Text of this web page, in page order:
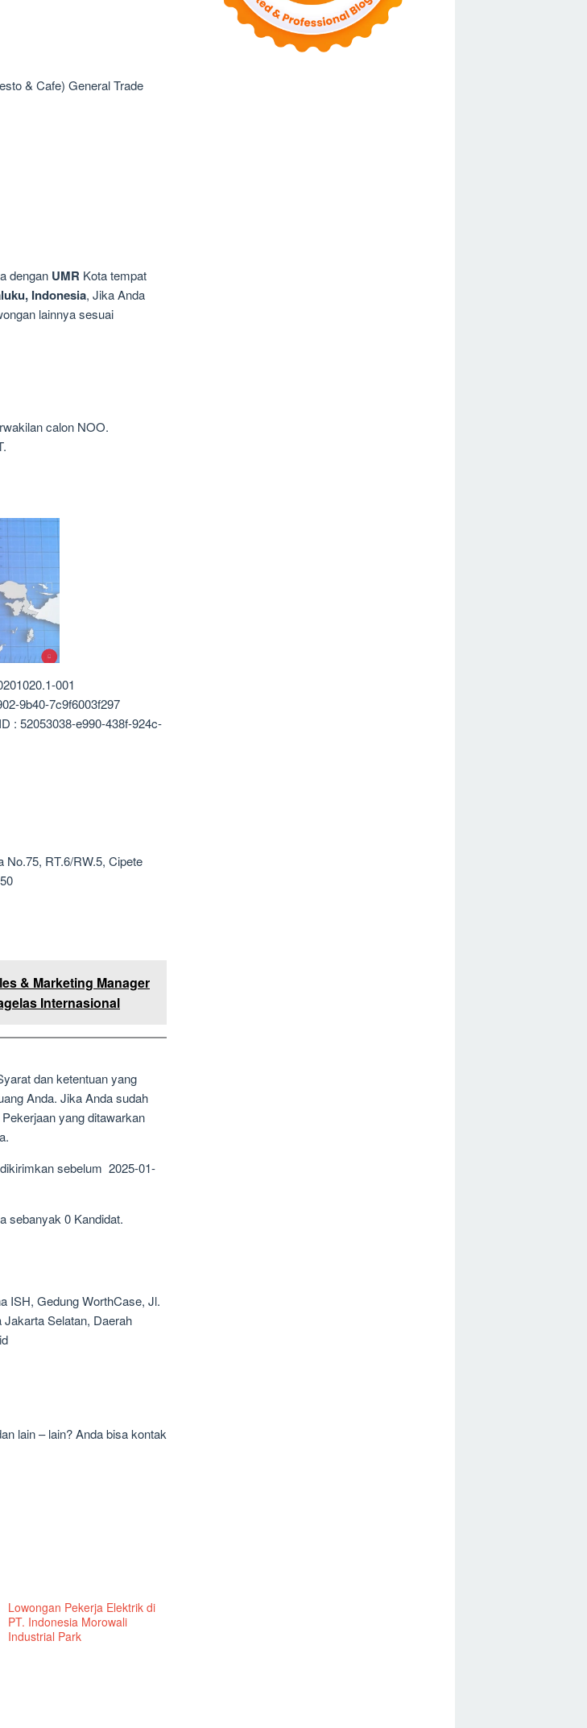
& Cafe) General Trade
dengan UMR Kota tempat
Indonesia, Jika Anda
lainnya sesuai
calon NOO.
001
9b40-7c9f6003f297
: 52053038-e990-438f-924c-
RT.6/RW.5, Cipete
& Marketing Manager
Internasional
dan ketentuan yang
Anda. Jika Anda sudah
yang ditawarkan
sebelum 2025-01-
sebanyak 0 Kandidat.
ISH, Gedung WorthCase, Jl.
Selatan, Daerah
lain – lain? Anda bisa kontak
Lowongan Pekerja Elektrik di
PT. Indonesia Morowali
Industrial Park